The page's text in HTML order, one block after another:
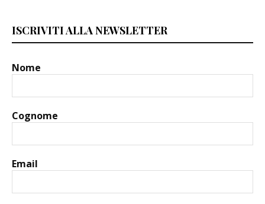
ISCRIVITI ALLA NEWSLETTER
Nome
Cognome
Email